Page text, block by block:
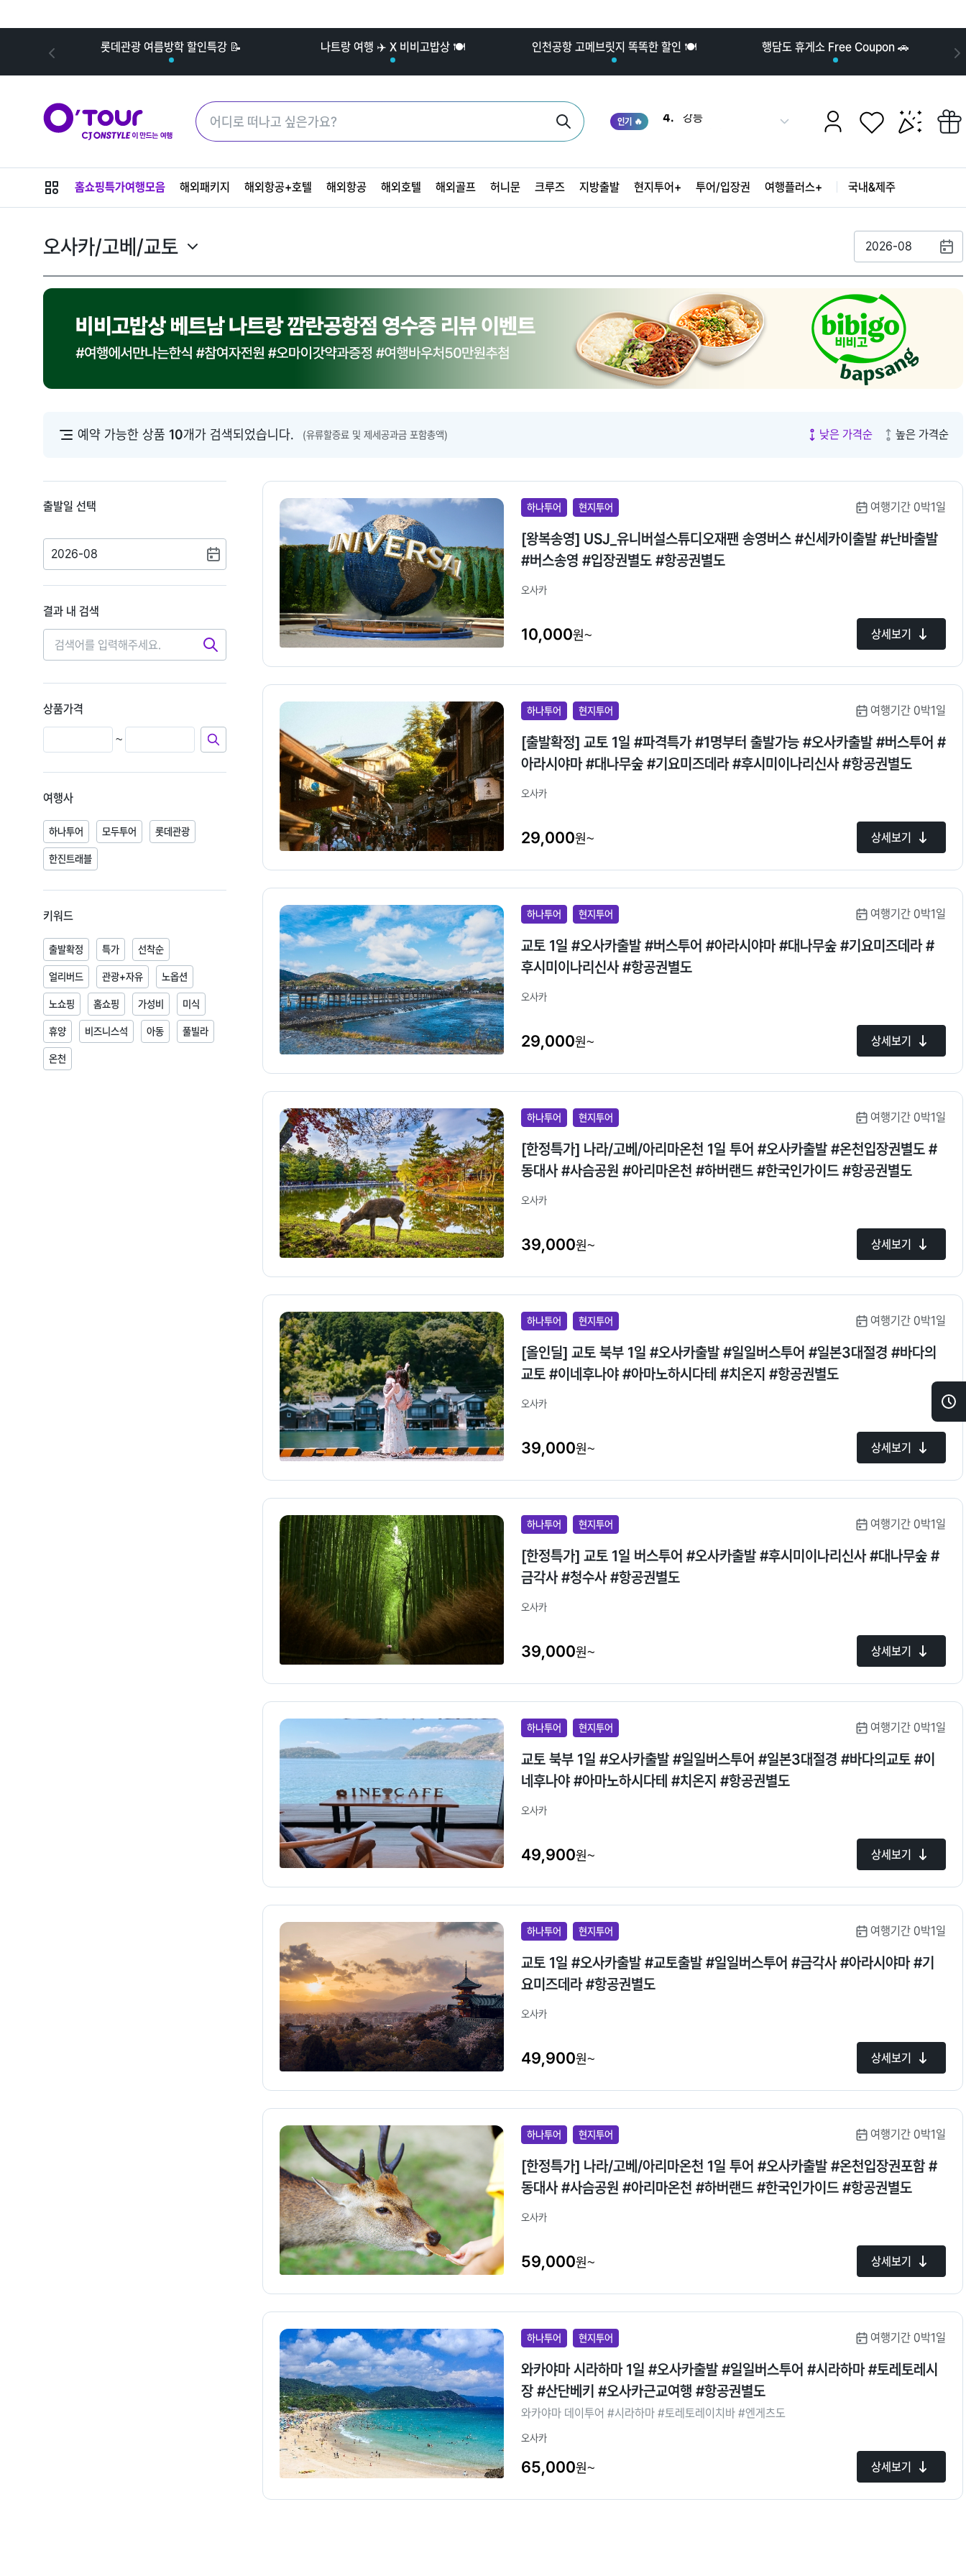
롯데관광 여름방학 할인특강 📝 나트랑 여행 ✈️ X 비비고밥상 🍽️ 인천공항 고메브릿지 똑똑한 할인 🍽️ 행담도 휴게소 Free Coupon 🚗
인기 🔥
1.
나트랑
5.
오키나와
9.
장가계
10. 발리
4.
강릉
오키나와
6.
푸꾸옥
7.
부산
8.
오사카
9.
장가계
10. 발리
메
뉴
튼
홈쇼핑특가여행모음 해외패키지 해외항공+호텔 해외항공 해외호텔 해외골프 허니문 크루즈 지방출발 현지투어+ 투어/입장권 여행플러스+ 국내&제주
최
근
오사카/고베/교토 2026-08
예약 가능한 상품 10개가 검색되었습니다. (유류할증료 및 제세공과금 포함총액) 낮은 가격순 높은 가격순
출발일 선택
2026-08
결과 내 검색
검
색
상품가격
~
여행사
하나투어 모두투어 롯데관광
한진트래블
키워드
출발확정 특가 선착순
얼리버드 관광+자유 노옵션
노쇼핑 홈쇼핑 가성비 미식
휴양 비즈니스석 아동 풀빌라
온천
하나투어 현지투어 여행기간 0박1일
[왕복송영] USJ_유니버설스튜디오재팬 송영버스 #신세카이출발 #난바출발
#버스송영 #입장권별도 #항공권별도
오사카
10,000원~ 상세보기
하나투어 현지투어 여행기간 0박1일
[출발확정] 교토 1일 #파격특가 #1명부터 출발가능 #오사카출발 #버스투어 #
아라시야마 #대나무숲 #기요미즈데라 #후시미이나리신사 #항공권별도
오사카
29,000원~ 상세보기
하나투어 현지투어 여행기간 0박1일
교토 1일 #오사카출발 #버스투어 #아라시야마 #대나무숲 #기요미즈데라 #
후시미이나리신사 #항공권별도
오사카
29,000원~ 상세보기
하나투어 현지투어 여행기간 0박1일
[한정특가] 나라/고베/아리마온천 1일 투어 #오사카출발 #온천입장권별도 #
동대사 #사슴공원 #아리마온천 #하버랜드 #한국인가이드 #항공권별도
오사카
39,000원~ 상세보기
하나투어 현지투어 여행기간 0박1일
[올인딜] 교토 북부 1일 #오사카출발 #일일버스투어 #일본3대절경 #바다의
교토 #이네후나야 #아마노하시다테 #치온지 #항공권별도
오사카
39,000원~ 상세보기
하나투어 현지투어 여행기간 0박1일
[한정특가] 교토 1일 버스투어 #오사카출발 #후시미이나리신사 #대나무숲 #
금각사 #청수사 #항공권별도
오사카
39,000원~ 상세보기
하나투어 현지투어 여행기간 0박1일
교토 북부 1일 #오사카출발 #일일버스투어 #일본3대절경 #바다의교토 #이
네후나야 #아마노하시다테 #치온지 #항공권별도
오사카
49,900원~ 상세보기
하나투어 현지투어 여행기간 0박1일
교토 1일 #오사카출발 #교토출발 #일일버스투어 #금각사 #아라시야마 #기
요미즈데라 #항공권별도
오사카
49,900원~ 상세보기
하나투어 현지투어 여행기간 0박1일
[한정특가] 나라/고베/아리마온천 1일 투어 #오사카출발 #온천입장권포함 #
동대사 #사슴공원 #아리마온천 #하버랜드 #한국인가이드 #항공권별도
오사카
59,000원~ 상세보기
하나투어 현지투어 여행기간 0박1일
와카야마 시라하마 1일 #오사카출발 #일일버스투어 #시라하마 #토레토레시
장 #산단베키 #오사카근교여행 #항공권별도
와카야마 데이투어 #시라하마 #토레토레이치바 #엔게츠도
오사카
65,000원~ 상세보기